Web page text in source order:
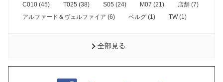
C010 (45) T025 (38) S05 (24) M07 (21)
店舗 (7)
アルファード＆ヴェルファイア (6)
ベルグ (1) TW (1)
全部見る